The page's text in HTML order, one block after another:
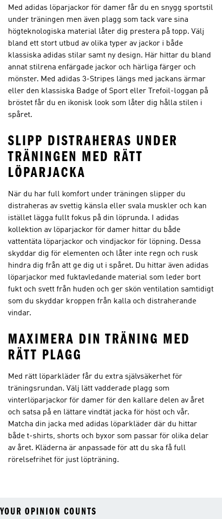
Med adidas löparjackor för damer får du en snygg sportstil
under träningen men även plagg som tack vare sina
högteknologiska material låter dig prestera på topp. Välj
bland ett stort utbud av olika typer av jackor i både
klassiska adidas stilar samt ny design. Här hittar du bland
annat stilrena enfärgade jackor och härliga färger och
mönster. Med adidas 3-Stripes längs med jackans ärmar
eller den klassiska Badge of Sport eller Trefoil-loggan på
bröstet får du en ikonisk look som låter dig hålla stilen i
spåret.
SLIPP DISTRAHERAS UNDER
TRÄNINGEN MED RÄTT
LÖPARJACKA
När du har full komfort under träningen slipper du
distraheras av svettig känsla eller svala muskler och kan
istället lägga fullt fokus på din löprunda. I adidas
kollektion av löparjackor för damer hittar du både
vattentäta löparjackor och vindjackor för löpning. Dessa
skyddar dig för elementen och låter inte regn och rusk
hindra dig från att ge dig ut i spåret. Du hittar även adidas
löparjackor med fuktavledande material som leder bort
fukt och svett från huden och ger skön ventilation samtidigt
som du skyddar kroppen från kalla och distraherande
vindar.
MAXIMERA DIN TRÄNING MED
RÄTT PLAGG
Med rätt löparkläder får du extra självsäkerhet för
träningsrundan. Välj lätt vadderade plagg som
vinterlöparjackor för damer för den kallare delen av året
och satsa på en lättare vindtät jacka för höst och vår.
Matcha din jacka med adidas löparkläder där du hittar
både t-shirts, shorts och byxor som passar för olika delar
av året. Kläderna är anpassade för att du ska få full
rörelsefrihet för just löpträning.
YOUR OPINION COUNTS